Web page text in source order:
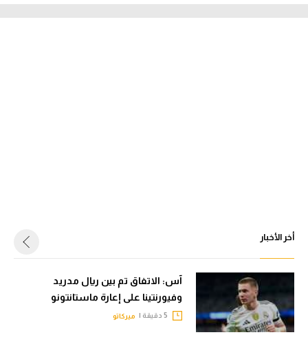
أخر الأخبار
آس: الاتفاق تم بين ريال مدريد
وفيورنتينا على إعارة ماستانتونو
ميركاتو